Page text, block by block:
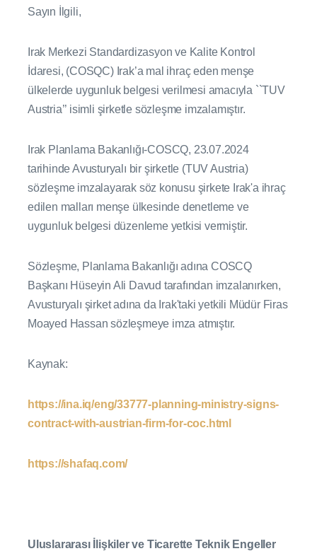
Sayın İlgili,
Irak Merkezi Standardizasyon ve Kalite Kontrol
İdaresi, (COSQC) Irak’a mal ihraç eden menşe
ülkelerde uygunluk belgesi verilmesi amacıyla ``TUV
Austria’’ isimli şirketle sözleşme imzalamıştır.
Irak Planlama Bakanlığı-COSCQ, 23.07.2024
tarihinde Avusturyalı bir şirketle (TUV Austria)
sözleşme imzalayarak söz konusu şirkete Irak'a ihraç
edilen malları menşe ülkesinde denetleme ve
uygunluk belgesi düzenleme yetkisi vermiştir.
Sözleşme, Planlama Bakanlığı adına COSCQ
Başkanı Hüseyin Ali Davud tarafından imzalanırken,
Avusturyalı şirket adına da Irak'taki yetkili Müdür Firas
Moayed Hassan sözleşmeye imza atmıştır.
Kaynak:
https://ina.iq/eng/33777-planning-ministry-signs-
contract-with-austrian-firm-for-coc.html
https://shafaq.com/
Uluslararası İlişkiler ve Ticarette Teknik Engeller